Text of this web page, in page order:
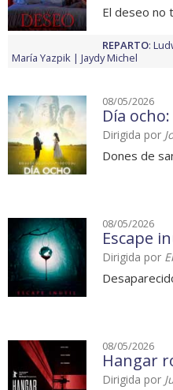
El deseo no
REPARTO:
María Yazpik
Jaydy Michel
08/05/2026
Día
Dirigida por
Dones de
08/05/2026
Escape
Dirigida por
08/05/2026
Hangar
Dirigida por